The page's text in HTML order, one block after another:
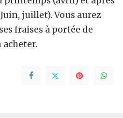
juillet). Vous aurez
fraises à portée de
acheter.